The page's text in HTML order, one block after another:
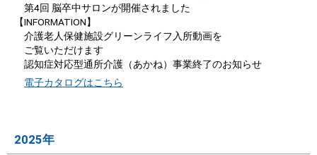
第4回 脳卒中サロンが開催されました
【INFORMATION】
介護老人保健施設グリーンライフ入所動画を
ご覧いただけます
認知症対応型通所介護（あかね）事業終了のお知らせ
電子カタログはこちら
2025年